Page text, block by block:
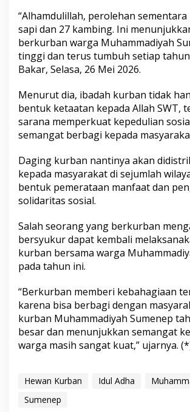
A
d
a
1
4
7
“Alhamdulillah, perolehan sementara
sapi dan 27 kambing. Ini
berkurban warga Muhammadiyah
tinggi dan terus tumbuh setiap
Bakar, Selasa, 26 Mei 2026.
Menurut dia, ibadah kurban tidak
bentuk ketaatan kepada Allah SWT,
sarana memperkuat kepedulian
semangat berbagi kepada
Daging kurban nantinya akan
kepada masyarakat di sejumlah
bentuk pemerataan manfaat dan
solidaritas sosial.
Salah seorang yang berkurban
bersyukur dapat kembali
kurban bersama warga
pada tahun ini.
“Berkurban memberi kebahagiaan
karena bisa berbagi dengan
kurban Muhammadiyah Sumenep
besar dan menunjukkan semangat
warga masih sangat kuat,” ujarnya.
Hewan Kurban Idul Adha
Sumenep